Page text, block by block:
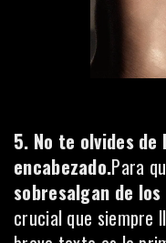
5. No te olvides
encabezado.Para
sobresalgan de
crucial que siempre